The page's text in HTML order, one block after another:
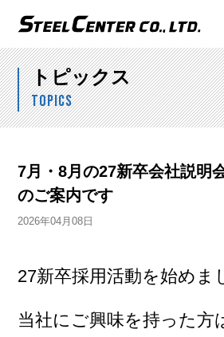
株
トピックス
TOPICS
7月・8月の27新卒会社説明
のご案内です
2026年04月08日
27新卒採用活動を始めま
当社にご興味を持った方